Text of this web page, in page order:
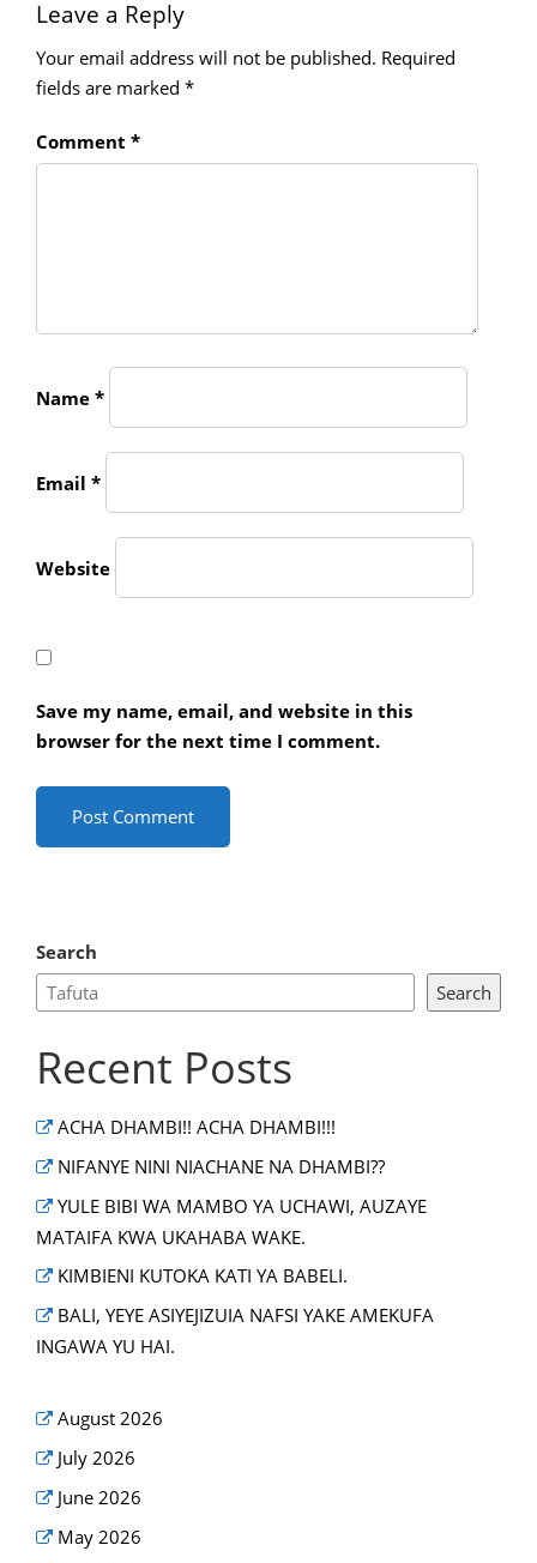
Leave a Reply
Your email address will not be published. Required
fields are marked *
Comment *
Name *
Email *
Website
Save my name, email, and website in this
browser for the next time I comment.
Search
Search
Recent Posts
ACHA DHAMBI!! ACHA DHAMBI!!!
NIFANYE NINI NIACHANE NA DHAMBI??
YULE BIBI WA MAMBO YA UCHAWI, AUZAYE
MATAIFA KWA UKAHABA WAKE.
KIMBIENI KUTOKA KATI YA BABELI.
BALI, YEYE ASIYEJIZUIA NAFSI YAKE AMEKUFA
INGAWA YU HAI.
August 2026
July 2026
June 2026
May 2026